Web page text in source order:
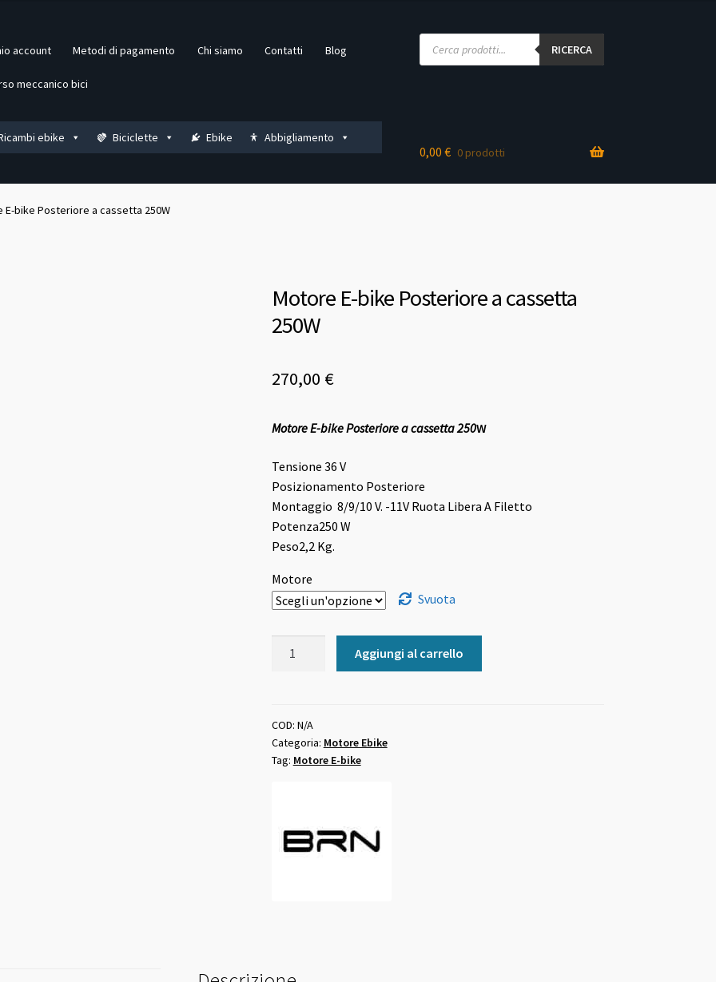
account Metodi di pagamento Chi siamo Contatti Blog
meccanico bici
Products
search RICERCA
ebike Biciclette Ebike Abbigliamento
0,00 € 0 prodotti
E-bike Posteriore a cassetta 250W
Motore E-bike Posteriore a cassetta
250W
270,00 €
Motore E-bike Posteriore a cassetta 250W
Tensione 36 V
Posizionamento Posteriore
Montaggio 8/9/10 V. -11V Ruota Libera A Filetto
Potenza250 W
Peso2,2 Kg.
Motore
Svuota
a
cassetta
250W
Aggiungi al carrello
COD: N/A
Categoria: Motore Ebike
Tag: Motore E-bike